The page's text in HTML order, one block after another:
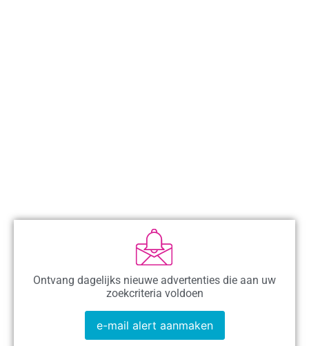
Ontvang dagelijks nieuwe advertenties die aan uw
zoekcriteria voldoen
e-mail alert aanmaken